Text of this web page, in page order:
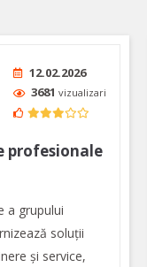
12.02.2026
3681 vizualizari
profesionale
a grupului
soluții
și service,